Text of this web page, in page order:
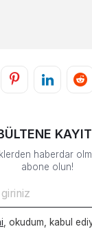
haberdar
abone olun!
, okudum, kabul